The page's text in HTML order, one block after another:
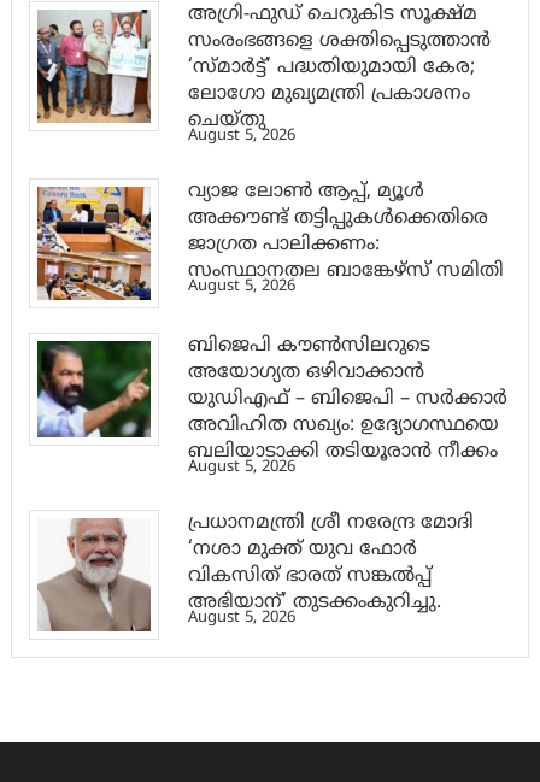
അഗ്രി-ഫുഡ് ചെറുകിട സൂക്ഷ്മ
സംരംഭങ്ങളെ ശക്തിപ്പെടുത്താന്‍
‘സ്മാര്‍ട്ട്’ പദ്ധതിയുമായി കേര;
ലോഗോ മുഖ്യമന്ത്രി പ്രകാശനം
ചെയ്തു
August 5, 2026
വ്യാജ ലോൺ ആപ്പ്, മ്യൂൾ
അക്കൗണ്ട് തട്ടിപ്പുകൾക്കെതിരെ
ജാ​ഗ്രത പാലിക്കണം:
സംസ്ഥാനതല ബാങ്കേഴ്സ് സമിതി
August 5, 2026
ബിജെപി കൗൺസിലറുടെ
അയോഗ്യത ഒഴിവാക്കാൻ
യുഡിഎഫ് – ബിജെപി – സർക്കാർ
അവിഹിത സഖ്യം: ഉദ്യോഗസ്ഥയെ
ബലിയാടാക്കി തടിയൂരാൻ നീക്കം
August 5, 2026
പ്രധാനമന്ത്രി ശ്രീ നരേന്ദ്ര മോദി
‘നശാ മുക്ത് യുവ ഫോർ
വികസിത് ഭാരത് സങ്കൽപ്പ്
അഭിയാന്’ തുടക്കംകുറിച്ചു.
August 5, 2026